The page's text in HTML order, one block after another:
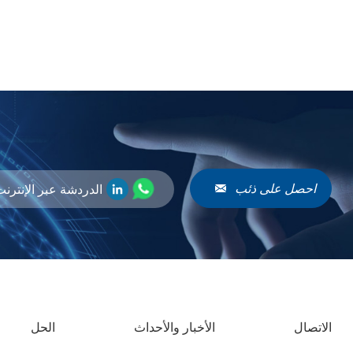
الدردشة عبر احصل على ذئب
الحل الأخبار والأحداث الاتصال